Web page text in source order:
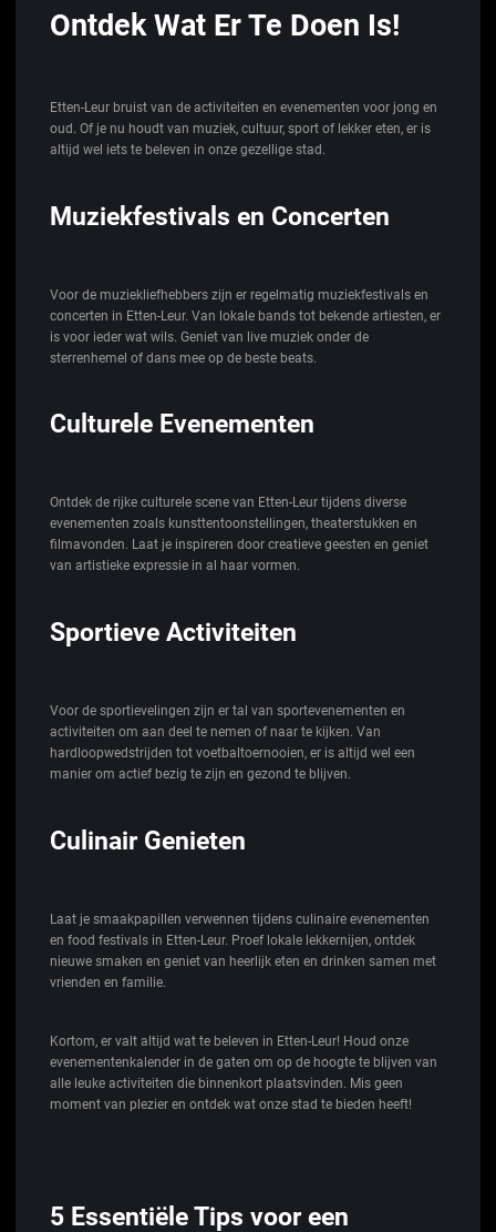
Ontdek Wat Er Te Doen Is!
Etten-Leur bruist van de activiteiten en evenementen voor jong en
oud. Of je nu houdt van muziek, cultuur, sport of lekker eten, er is
altijd wel iets te beleven in onze gezellige stad.
Muziekfestivals en Concerten
Voor de muziekliefhebbers zijn er regelmatig muziekfestivals en
concerten in Etten-Leur. Van lokale bands tot bekende artiesten, er
is voor ieder wat wils. Geniet van live muziek onder de
sterrenhemel of dans mee op de beste beats.
Culturele Evenementen
Ontdek de rijke culturele scene van Etten-Leur tijdens diverse
evenementen zoals kunsttentoonstellingen, theaterstukken en
filmavonden. Laat je inspireren door creatieve geesten en geniet
van artistieke expressie in al haar vormen.
Sportieve Activiteiten
Voor de sportievelingen zijn er tal van sportevenementen en
activiteiten om aan deel te nemen of naar te kijken. Van
hardloopwedstrijden tot voetbaltoernooien, er is altijd wel een
manier om actief bezig te zijn en gezond te blijven.
Culinair Genieten
Laat je smaakpapillen verwennen tijdens culinaire evenementen
en food festivals in Etten-Leur. Proef lokale lekkernijen, ontdek
nieuwe smaken en geniet van heerlijk eten en drinken samen met
vrienden en familie.
Kortom, er valt altijd wat te beleven in Etten-Leur! Houd onze
evenementenkalender in de gaten om op de hoogte te blijven van
alle leuke activiteiten die binnenkort plaatsvinden. Mis geen
moment van plezier en ontdek wat onze stad te bieden heeft!
5 Essentiële Tips voor een